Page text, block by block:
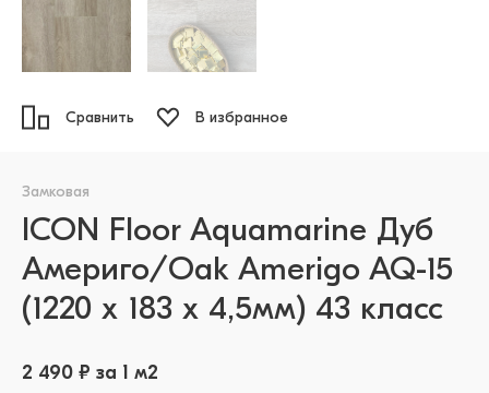
Сравнить В избранное
Замковая
ICON Floor Aquamarine Дуб
Америго/Oak Amerigo AQ-15
(1220 х 183 x 4,5мм) 43 класс
2 490 ₽ за 1 м2